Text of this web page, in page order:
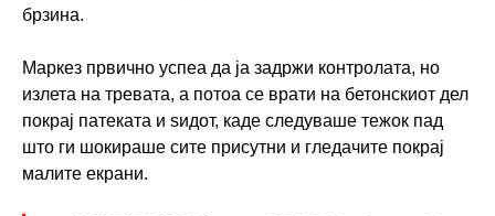
брзина.
Маркез првично успеа да ја задржи контролата, но
излета на тревата, а потоа се врати на бетонскиот дел
покрај патеката и ѕидот, каде следуваше тежок пад
што ги шокираше сите присутни и гледачите покрај
малите екрани.